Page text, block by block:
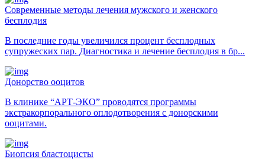
Современные методы лечения мужского и женского
бесплодия
В последние годы увеличился процент бесплодных
супружеских пар. Диагностика и лечение бесплодия в бр...
Донорство ооцитов
В клинике “АРТ-ЭКО” проводятся программы
экстракорпорального оплодотворения с донорскими
ооцитами.
Биопсия бластоцисты